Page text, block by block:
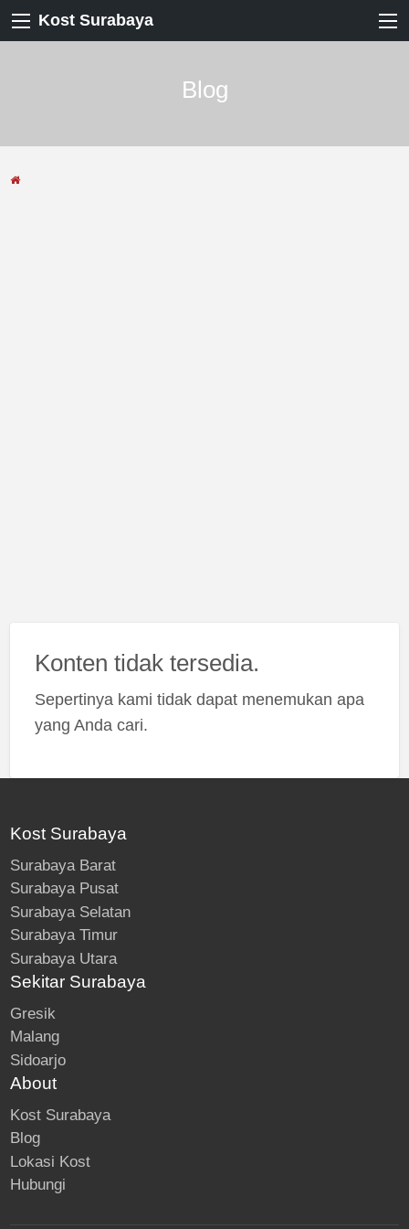
Kost Surabaya
Blog
Konten tidak tersedia.
Sepertinya kami tidak dapat menemukan apa
yang Anda cari.
Kost Surabaya
Surabaya Barat
Surabaya Pusat
Surabaya Selatan
Surabaya Timur
Surabaya Utara
Sekitar Surabaya
Gresik
Malang
Sidoarjo
About
Kost Surabaya
Blog
Lokasi Kost
Hubungi